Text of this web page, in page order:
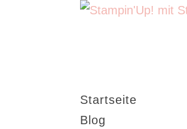
Startseite
Blog